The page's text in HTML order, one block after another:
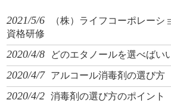
2021/5/6
（株）ライフコーポレーシ
資格研修
2020/4/8 どのエタノールを選べばい
2020/4/7 アルコール消毒剤の選び方
2020/4/2 消毒剤の選び方のポイント